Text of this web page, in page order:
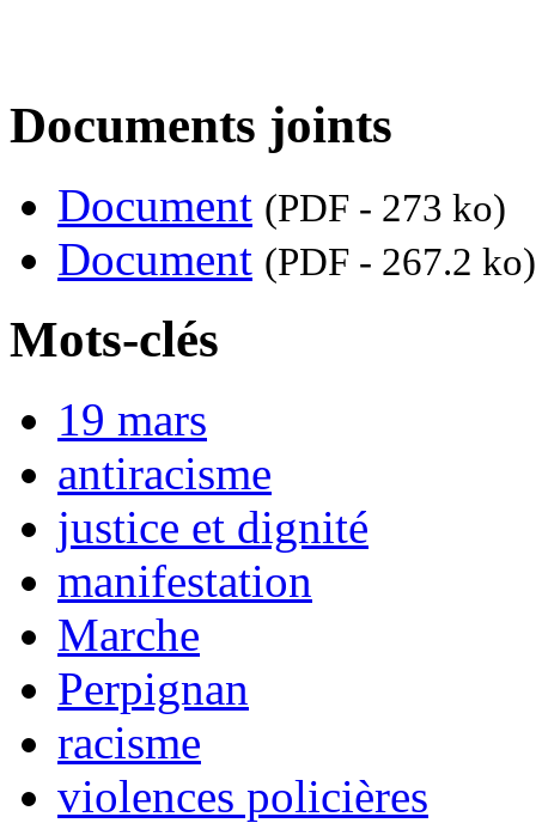
Documents joints
Document (PDF - 273 ko)
Document (PDF - 267.2 ko)
Mots-clés
19 mars
antiracisme
justice et dignité
manifestation
Marche
Perpignan
racisme
violences policières